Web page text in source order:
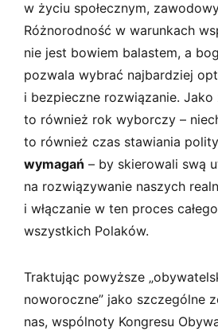
w życiu społecznym,
Różnorodność w warunkach
nie jest bowiem balastem, a
pozwala wybrać najbardziej
i bezpieczne rozwiązanie. Jako
to również rok wyborczy –
to również czas stawiania
wymagań – by skierowali swą
na rozwiązywanie naszych
i włączanie w ten proces
wszystkich Polaków.
Traktując powyższe
noworoczne” jako szczególne
nas, wspólnoty Kongresu